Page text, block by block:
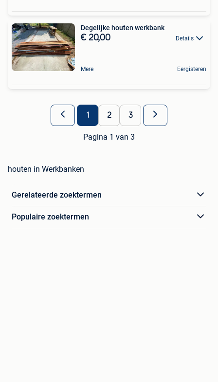
Degelijke houten werkbank
€ 20,00 Details
Mere Eergisteren
1 2 3
Pagina 1 van 3
houten in Werkbanken
Gerelateerde zoektermen
Populaire zoektermen